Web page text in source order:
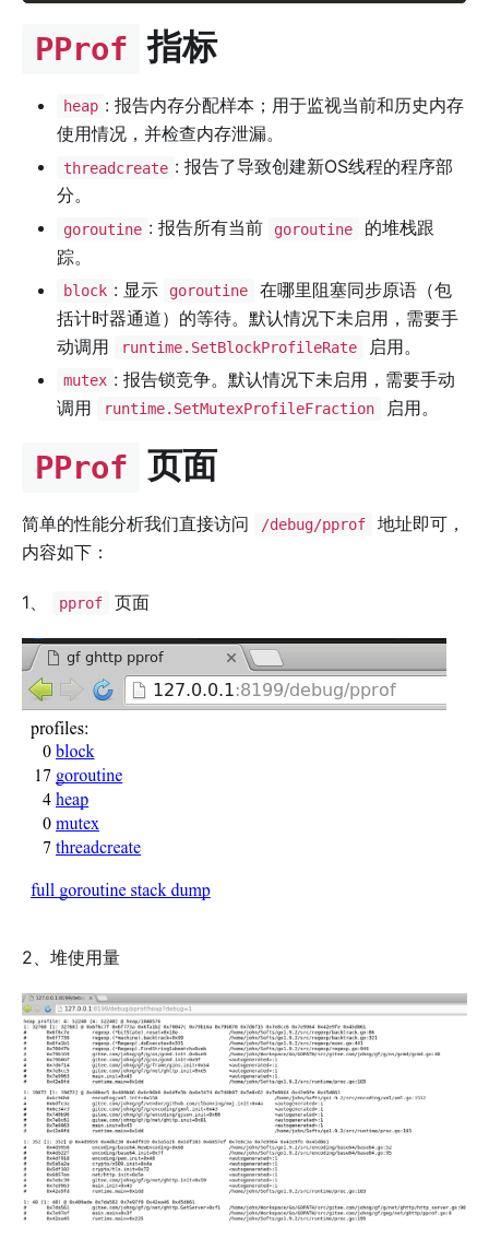
PProf 指标
heap : 报告内存分配样本；用于监视当前和历史内存
使用情况，并检查内存泄漏。
threadcreate : 报告了导致创建新OS线程的程序部
分。
goroutine : 报告所有当前 goroutine
的堆栈跟
踪。
block : 显示 goroutine
在哪里阻塞同步原语（包
括计时器通道）的等待。默认情况下未启用，需要手
动调用
runtime.SetBlockProfileRate 启用。
mutex : 报告锁竞争。默认情况下未启用，需要手动
调用
runtime.SetMutexProfileFraction 启用。
PProf 页面
简单的性能分析我们直接访问 /debug/pprof
地址即可，
内容如下：
1、 pprof 页面
2、堆使用量